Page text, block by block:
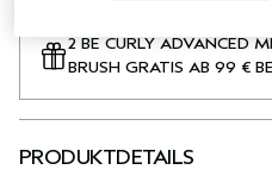
2 BE CURLY ADVANCED
BRUSH GRATIS AB 99 €
PRODUKTDETAILS